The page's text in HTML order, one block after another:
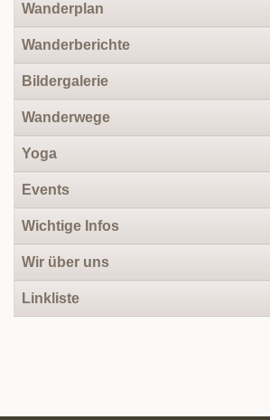
Wanderplan
Wanderberichte
Bildergalerie
Wanderwege
Yoga
Events
Wichtige Infos
Wir über uns
Linkliste